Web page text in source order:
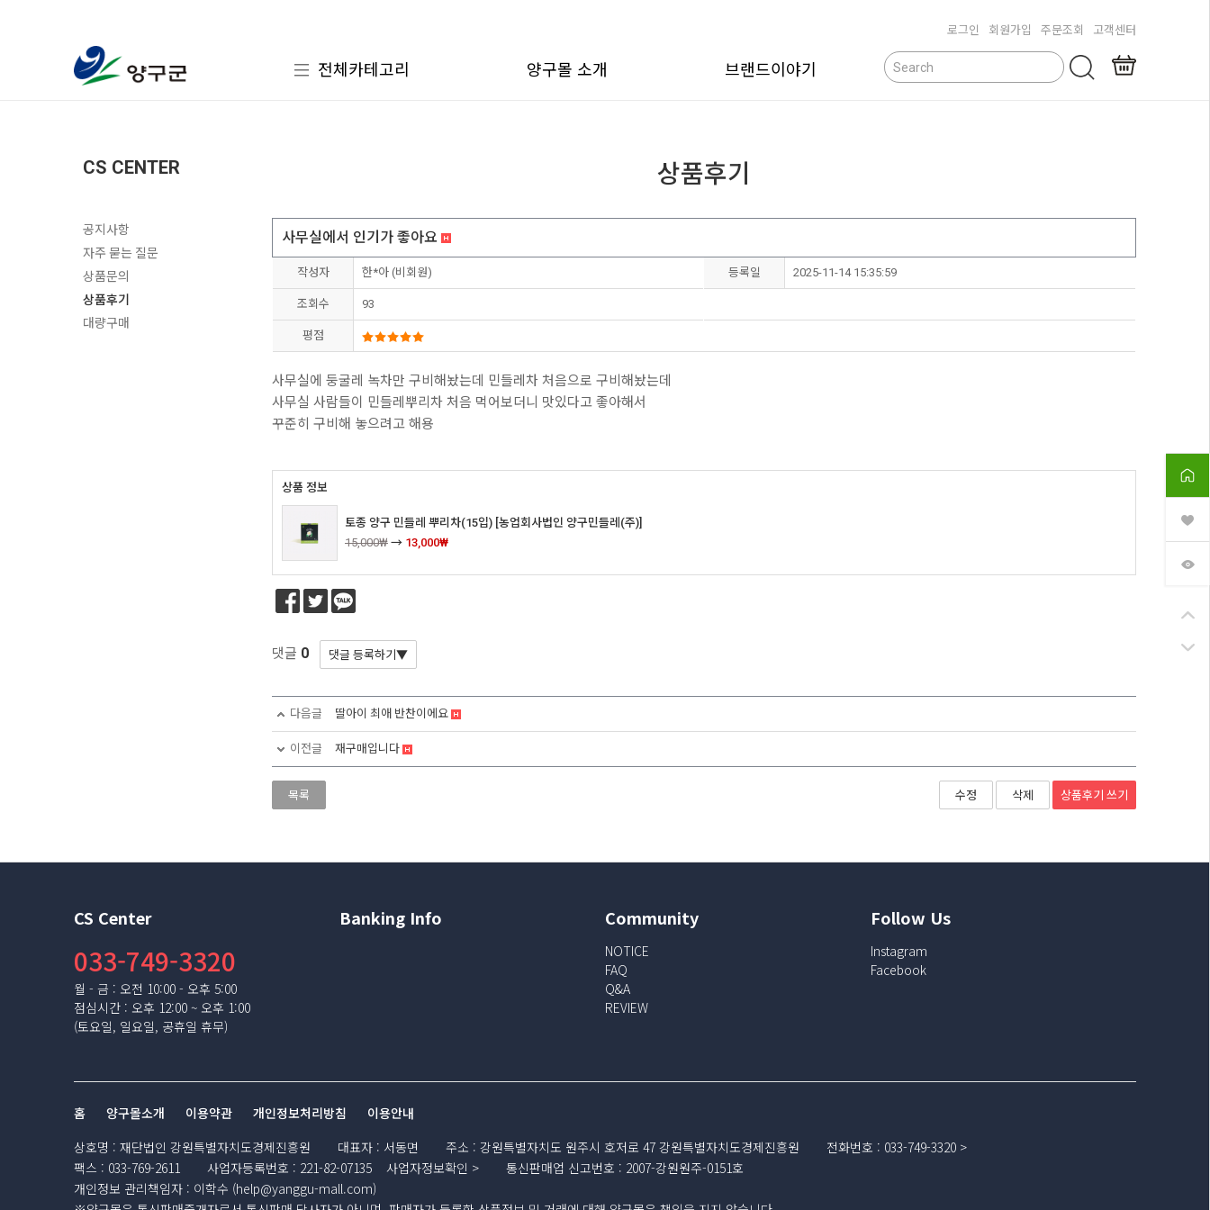
로그인 회원가입 주문조회 고객센터
전체카테고리 양구몰 소개 브랜드이야기
CS CENTER
공지사항
자주 묻는 질문
상품문의
상품후기
대량구매
상품후기
사무실에서 인기가 좋아요
작성자 한*아 (비회원) 등록일 2025-11-14 15:35:59
조회수 93
평점
사무실에 둥굴레 녹차만 구비해놨는데 민들레차 처음으로 구비해놨는데
사무실 사람들이 민들레뿌리차 처음 먹어보더니 맛있다고 좋아해서
꾸준히 구비해 놓으려고 해용
상품 정보
토종 양구 민들레 뿌리차(15입) [농업회사법인 양구민들레(주)]
15,000₩ → 13,000₩
댓글 0
다음글 딸아이 최애 반찬이에요
이전글 재구매입니다
목록 수정 삭제 상품후기 쓰기
CS Center
033-749-3320
월 - 금 : 오전 10:00 - 오후 5:00
점심시간 : 오후 12:00 ~ 오후 1:00
(토요일, 일요일, 공휴일 휴무)
Banking Info Community
NOTICE
FAQ
Q&A
REVIEW
Follow Us
Instagram
Facebook
홈 양구몰소개 이용약관 개인정보처리방침 이용안내
상호명 : 재단법인 강원특별자치도경제진흥원 대표자 : 서동면 주소 : 강원특별자치도 원주시 호저로 47 강원특별자치도경제진흥원 전화번호 : 033-749-3320
팩스 : 033-769-2611 사업자등록번호 : 221-82-07135 사업자정보확인 통신판매업 신고번호 : 2007-강원원주-0151호
개인정보 관리책임자 : 이학수 (help@yanggu-mall.com)